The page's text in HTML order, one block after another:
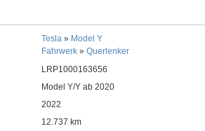
Tesla » Model Y
Fahrwerk » Querlenker
LRP1000163656
Model Y/Y ab 2020
2022
12.737 km